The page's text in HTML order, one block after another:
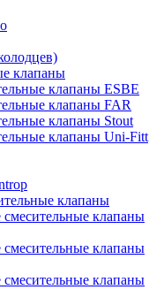
клапаны
клапаны ESBE
клапаны FAR
клапаны Stout
клапаны Uni-Fitt
клапаны
клапаны
клапаны
клапаны